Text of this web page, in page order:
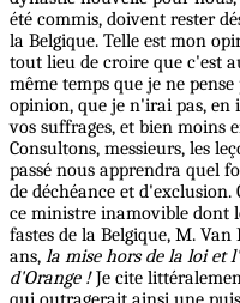
été commis, doivent rester
la Belgique. Telle est mon
tout lieu de croire que c'est
même temps que je ne
opinion, que je n'irai pas,
vos suffrages, et bien moins
Consultons, messieurs, les
passé nous apprendra quel
de déchéance et
ce ministre inamovible dont
fastes de la Belgique, M.
ans, la mise hors de la loi et
d'Orange !Je cite